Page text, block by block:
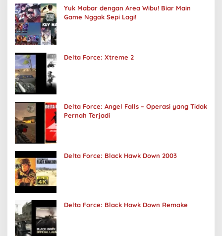
Yuk Mabar dengan Area Wibu! Biar Main
Game Nggak Sepi Lagi!
Delta Force: Xtreme 2
Delta Force: Angel Falls – Operasi yang Tidak
Pernah Terjadi
Delta Force: Black Hawk Down 2003
Delta Force: Black Hawk Down Remake